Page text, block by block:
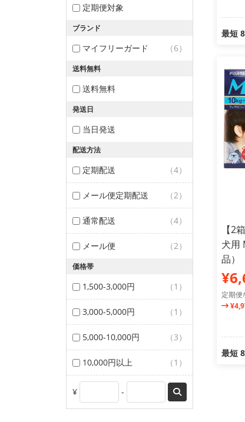
定期便対象
ブランド
マイフリーガード （6）
送料無料
送料無料
発送日
当日発送
配送方法
定期配送 （4）
メール便定期配送 （2）
通常配送 （4）
メール便 （2）
価格帯
1,500-3,000円 （1）
3,000-5,000円 （1）
5,000-10,000円 （3）
10,000円以上 （1）
¥ -
最短
【2
犬用
品）
定期便
最短